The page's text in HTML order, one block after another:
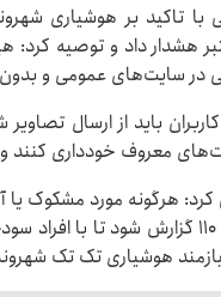
تاکید بر هوشیاری
هشدار داد و توصیه کرد:
در سایت‌های عمومی و
باید از ارسال
معروف خودداری کنند
هرگونه مورد مشکوک یا
آگهی یا شماره ۱۱۰ گزارش شود
هوشیاری تک تک